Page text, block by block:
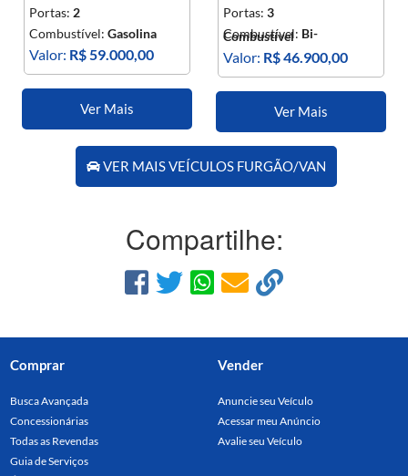
Portas: 2
Combustível:Gasolina
Valor: R$ 59.000,00
Ver Mais
Portas:3
Combustível: Bi-
Combustível
Valor: R$ 46.900,00
Ver Mais
VER MAIS VEÍCULOS FURGÃO/VAN
Compartilhe:
Comprar
Busca Avançada
Concessionárias
Todas as Revendas
Guia de Serviços
Vender
Anuncie seu Veículo
Acessar meu Anúncio
Avalie seu Veículo